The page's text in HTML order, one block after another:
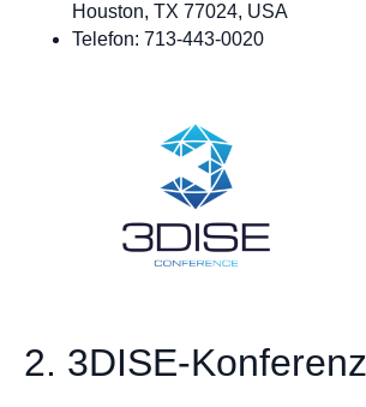
Houston, TX 77024, USA
Telefon: 713-443-0020
2. 3DISE-Konferenz